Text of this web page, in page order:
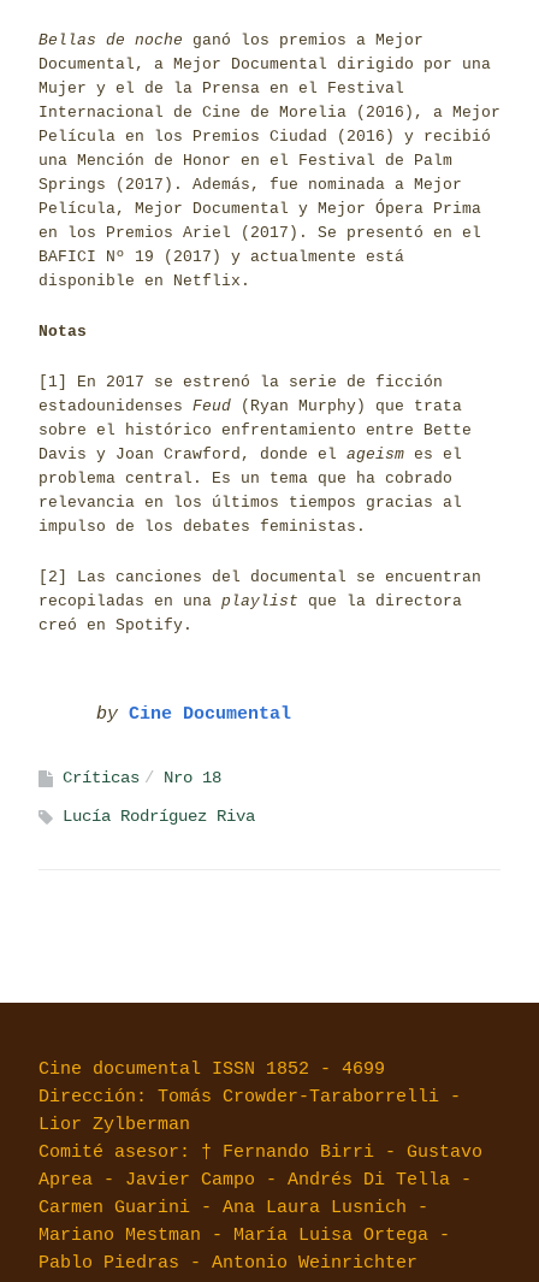
Bellas de noche ganó los premios a Mejor
Documental, a Mejor Documental dirigido por una
Mujer y el de la Prensa en el Festival
Internacional de Cine de Morelia (2016), a Mejor
Película en los Premios Ciudad (2016) y recibió
una Mención de Honor en el Festival de Palm
Springs (2017). Además, fue nominada a Mejor
Película, Mejor Documental y Mejor Ópera Prima
en los Premios Ariel (2017). Se presentó en el
BAFICI Nº 19 (2017) y actualmente está
disponible en Netflix.
Notas
[1]
En 2017 se estrenó la serie de ficción
estadounidenses Feud
(Ryan Murphy) que trata
sobre el histórico enfrentamiento entre Bette
Davis y Joan Crawford, donde el ageism es el
problema central. Es un tema que ha cobrado
relevancia en los últimos tiempos gracias al
impulso de los debates feministas.
[2]
Las canciones del documental se encuentran
recopiladas en una playlist que la directora
creó en Spotify.
by Cine Documental
Críticas
Nro 18
Lucía Rodríguez Riva
Cine documental ISSN 1852 - 4699
Dirección: Tomás Crowder-Taraborrelli -
Lior Zylberman
Comité asesor: † Fernando Birri - Gustavo
Aprea - Javier Campo - Andrés Di Tella -
Carmen Guarini - Ana Laura Lusnich -
Mariano Mestman - María Luisa Ortega -
Pablo Piedras - Antonio Weinrichter